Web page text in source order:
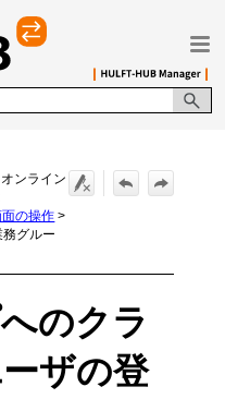
スキップ
ンライン
の操作 >
グルー
のクラ
ザの登